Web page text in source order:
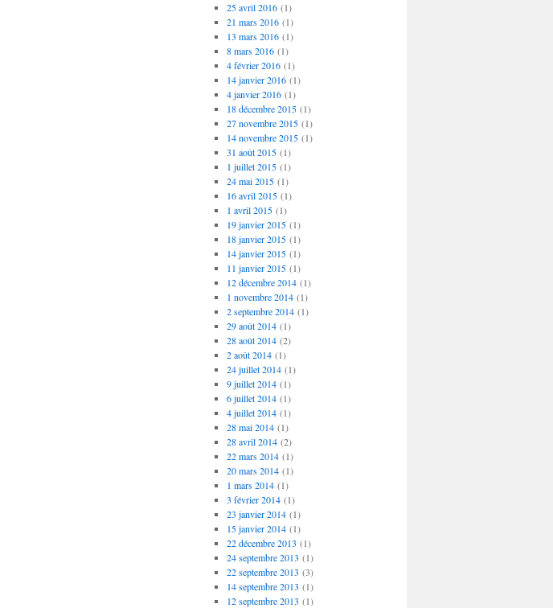
25 avril 2016(1)
21 mars 2016(1)
13 mars 2016(1)
8 mars 2016(1)
4 février 2016(1)
14 janvier 2016(1)
4 janvier 2016(1)
18 décembre 2015(1)
27 novembre 2015(1)
14 novembre 2015(1)
31 août 2015(1)
1 juillet 2015(1)
24 mai 2015(1)
16 avril 2015(1)
1 avril 2015(1)
19 janvier 2015(1)
18 janvier 2015(1)
14 janvier 2015(1)
11 janvier 2015(1)
12 décembre 2014(1)
1 novembre 2014(1)
2 septembre 2014(1)
29 août 2014(1)
28 août 2014(2)
2 août 2014(1)
24 juillet 2014(1)
9 juillet 2014(1)
6 juillet 2014(1)
4 juillet 2014(1)
28 mai 2014(1)
28 avril 2014(2)
22 mars 2014(1)
20 mars 2014(1)
1 mars 2014(1)
3 février 2014(1)
23 janvier 2014(1)
15 janvier 2014(1)
22 décembre 2013 (1)
24 septembre 2013 (1)
22 septembre 2013 (3)
14 septembre 2013 (1)
12 septembre 2013 (1)